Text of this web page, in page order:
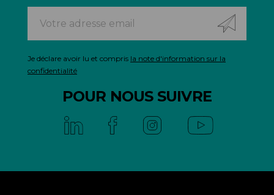
Je déclare avoir lu et compris la note d'information sur la
confidentialité
POUR NOUS SUIVRE